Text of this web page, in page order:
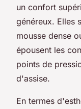
un confort
généreux. Elles
mousse dense
épousent les
points de
d'assise.
En termes